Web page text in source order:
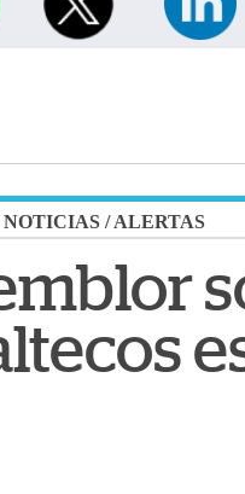
NOTICIAS /ALERTAS